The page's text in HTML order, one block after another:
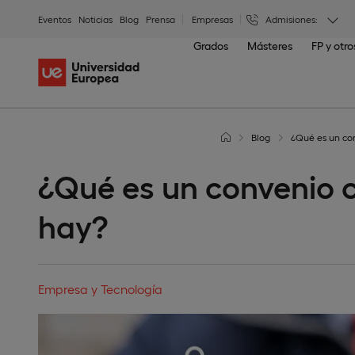
Eventos Noticias Blog Prensa Empresas Admisiones:
Grados Másteres FP y
Blog ¿Qué es un
¿Qué es un convenio
hay?
Empresa y Tecnología